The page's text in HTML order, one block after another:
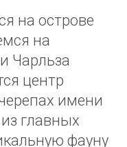
на острове
на
Чарльза
центр
имени
главных
фауну